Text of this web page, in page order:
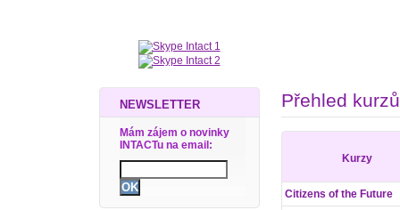
NEWSLETTER
Mám zájem o novinky
INTACTu na email:
Přehled kurzů
Kurzy
Citizens of the Future